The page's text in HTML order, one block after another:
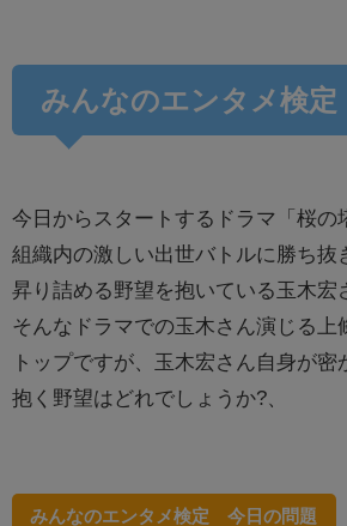
みんなのエンタメ検定
今日からスタートするドラマ「桜の
組織内の激しい出世バトルに勝ち抜
昇り詰める野望を抱いている玉木宏
そんなドラマでの玉木さん演じる上
トップですが、玉木宏さん自身が
抱く野望はどれでしょうか?、
みんなのエンタメ検定 今日の問題